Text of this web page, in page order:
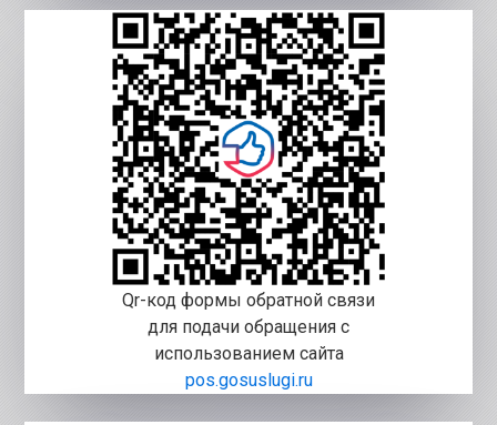
Qr-код формы обратной связи
для подачи обращения с
использованием сайта
pos.gosuslugi.ru